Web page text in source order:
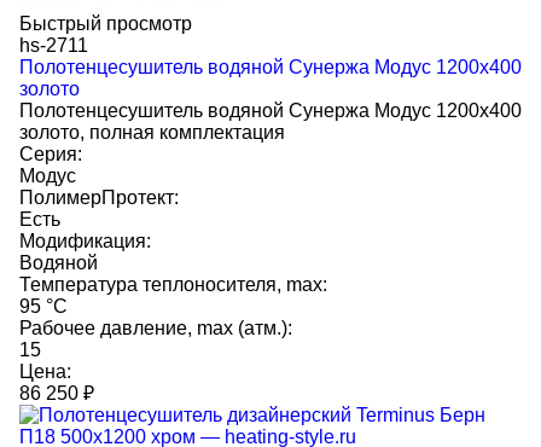
Быстрый просмотр
hs-2711
Полотенцесушитель водяной Сунержа Модус 1200х400
золото
Полотенцесушитель водяной Сунержа Модус 1200х400
золото, полная комплектация
Серия:
Модус
ПолимерПротект:
Есть
Модификация:
Водяной
Температура теплоносителя, max:
95 °C
Рабочее давление, max (атм.):
15
Цена:
86 250 ₽